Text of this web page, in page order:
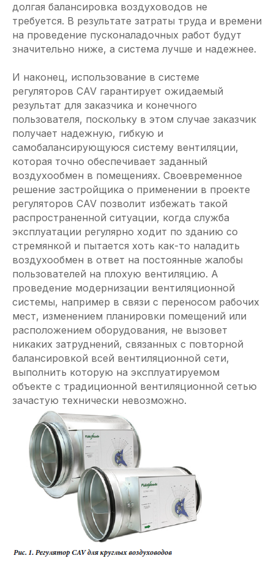
долгая балансировка воздуховодов не
требуется. В результате затраты труда и времени
на проведение пусконаладочных работ будут
значительно ниже, а система лучше и надежнее.
И наконец, использование в системе
регуляторов CAV гарантирует ожидаемый
результат для заказчика и конечного
пользователя, поскольку в этом случае заказчик
получает надежную, гибкую и
самобалансирующуюся систему вентиляции,
которая точно обеспечивает заданный
воздухообмен в помещениях. Своевременное
решение застройщика о применении в проекте
регуляторов CAV позволит избежать такой
распространенной ситуации, когда служба
эксплуатации регулярно ходит по зданию со
стремянкой и пытается хоть как-то наладить
воздухообмен в ответ на постоянные жалобы
пользователей на плохую вентиляцию. А
проведение модернизации вентиляционной
системы, например в связи с переносом рабочих
мест, изменением планировки помещений или
расположением оборудования, не вызовет
никаких затруднений, связанных с повторной
балансировкой всей вентиляционной сети,
выполнить которую на эксплуатируемом
объекте с традиционной вентиляционной сетью
зачастую технически невозможно.